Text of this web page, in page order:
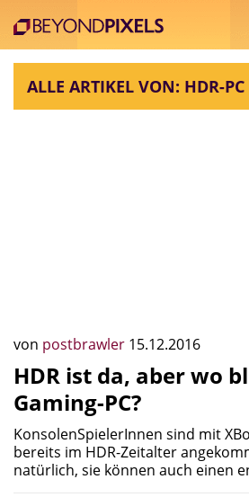
ALLE ARTIKEL VON: HDR-PC
von postbrawler 15.12.2016
HDR ist da, aber wo
Gaming-PC?
KonsolenSpielerInnen sind mit
bereits im HDR-Zeitalter
natürlich, sie können auch einen